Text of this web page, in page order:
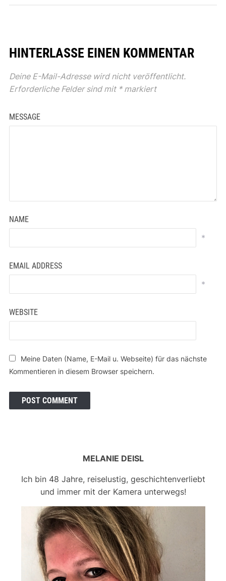
HINTERLASSE EINEN KOMMENTAR
Deine E-Mail-Adresse wird nicht veröffentlicht.
Erforderliche Felder sind mit *markiert
MESSAGE
NAME
*
EMAIL ADDRESS
*
WEBSITE
Meine Daten (Name, E-Mail u. Webseite) für das nächste
Kommentieren in diesem Browser speichern.
MELANIE DEISL
Ich bin 48 Jahre, reiselustig, geschichtenverliebt
und immer mit der Kamera unterwegs!